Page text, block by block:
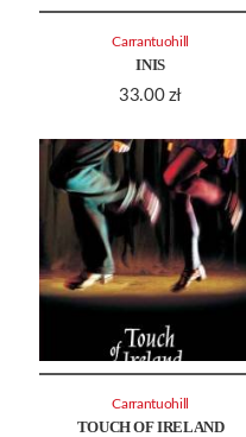
INIS
33.00 zł
Carrantuohill
TOUCH OF IRELAND
Carrantuohill